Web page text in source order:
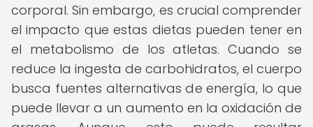
corporal. Sin embargo, es crucial comprender
el impacto que estas dietas pueden tener en
el metabolismo de los atletas. Cuando se
reduce la ingesta de carbohidratos, el cuerpo
busca fuentes alternativas de energía, lo que
puede llevar a un aumento en la oxidación de